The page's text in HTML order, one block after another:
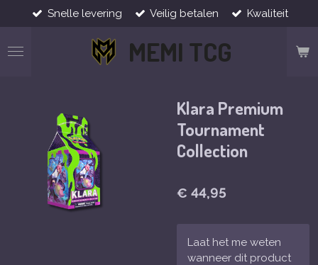
direct
naar
MEMI TCG
Snelle levering Veilig betalen Kwaliteit
Klara Premium
Tournament
Collection
€ 44,95
Laat het me weten
wanneer dit product